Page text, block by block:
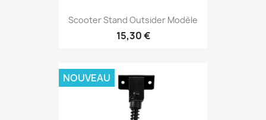
Scooter Stand Outsider Modèle
15,30 €
NOUVEAU